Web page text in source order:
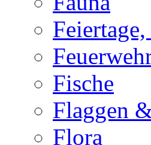
Fische
Flaggen
Flora